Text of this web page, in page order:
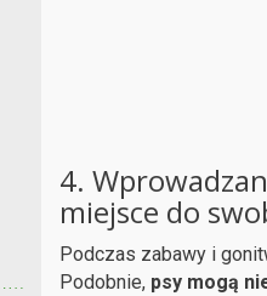
4.
miejsce do
Podczas zabawy i
Podobnie,psy mogą